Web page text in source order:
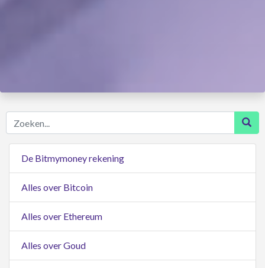
Zoeken...
De Bitmymoney rekening
Alles over Bitcoin
Alles over Ethereum
Alles over Goud